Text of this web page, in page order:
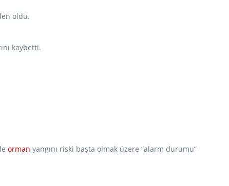
oldu.
kaybetti.
orman yangını riski başta olmak üzere “alarm durumu”